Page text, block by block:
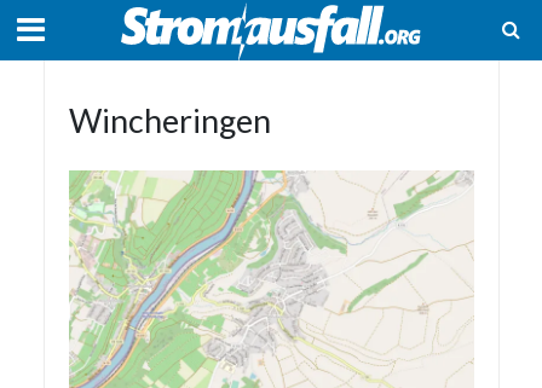
Wincheringen